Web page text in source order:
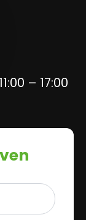
– 17:00